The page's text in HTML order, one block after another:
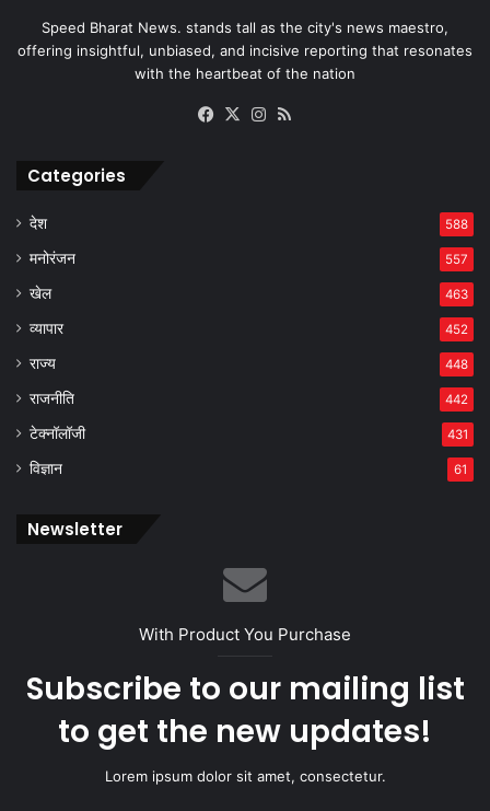
Speed Bharat News. stands tall as the city's news maestro,
offering insightful, unbiased, and incisive reporting that resonates
with the heartbeat of the nation
Facebook
X Instagram
Categories
देश 588
मनोरंजन 557
खेल 463
व्यापार 452
राज्य 448
राजनीति 442
टेक्नॉलॉजी 431
विज्ञान 61
Newsletter
With Product You Purchase
Subscribe to our mailing list
to get the new updates!
Lorem ipsum dolor sit amet, consectetur.